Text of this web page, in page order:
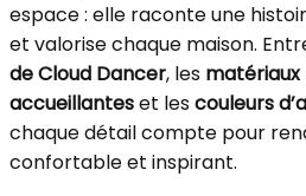
espace : elle raconte une
et valorise chaque maison.
de Cloud Dancer, les
accueillanteset lescouleurs
chaque détail compte pour
confortable et inspirant.